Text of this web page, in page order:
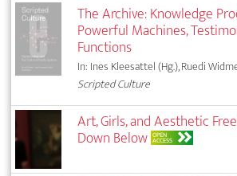
The Archive: Knowledge
Powerful Machines,
Functions
In: Ines Kleesattel (Hg.), Ruedi
Scripted Culture
Art, Girls, and Aesthetic
Down Below OPEN
ACCESS